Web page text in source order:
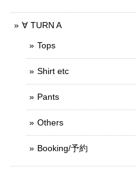
∀ TURN A
Tops
Shirt etc
Pants
Others
Booking/予約